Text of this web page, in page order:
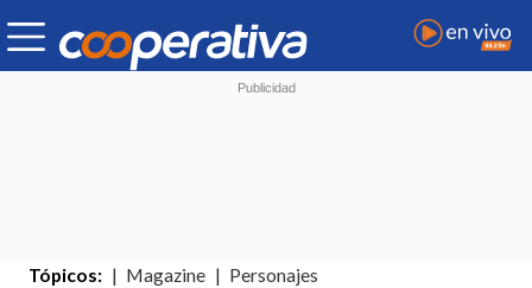
Tópicos: Magazine Personajes